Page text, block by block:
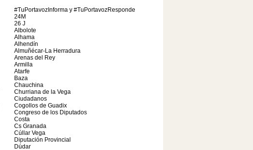
#TuPortavozInforma y #TuPortavozResponde
24M
26 J
Albolote
Alhama
Alhendín
Almuñécar-La Herradura
Arenas del Rey
Armilla
Atarfe
Baza
Chauchina
Churriana de la Vega
Ciudadanos
Cogollos de Guadix
Congreso de los Diputados
Costa
Cs Granada
Cúllar Vega
Diputación Provincial
Dúdar